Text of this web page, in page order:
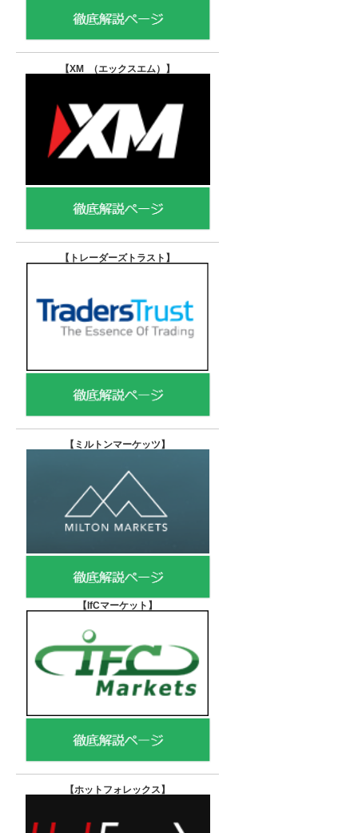
【XM （エックスエム） 】
【トレーダーズトラスト 】
【 ミルトンマーケッツ】
【IfCマーケット 】
【ホットフォレックス】